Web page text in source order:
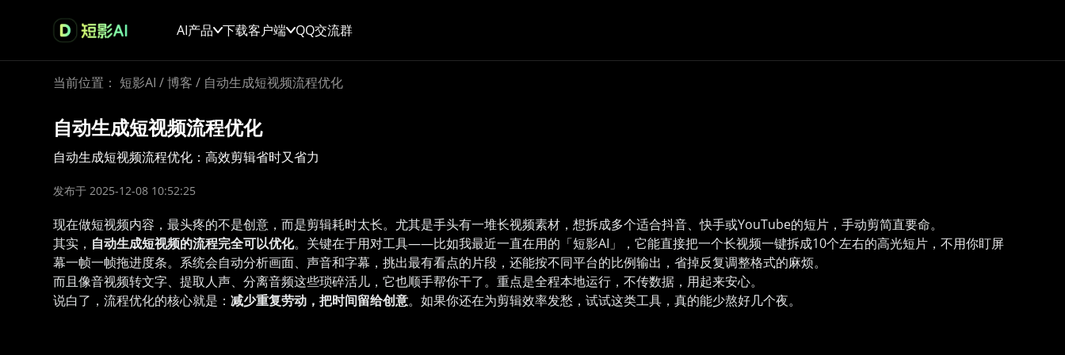
AI产品 下载客户端 QQ交流群
当前位置： 短影AI /博客 / 自动生成短视频流程优化
自动生成短视频流程优化
自动生成短视频流程优化：高效剪辑省时又省力
发布于 2025-12-08 10:52:25
现在做短视频内容，最头疼的不是创意，而是剪辑耗时太长。尤其是手头有一堆长视频素材，想拆成多个适合抖音、快手或YouTube的短片，手动剪简直要命。
其实， 自动生成短视频的流程完全可以优化。关键在于用对工具——比如我最近一直在用的「短影AI」，它能直接把一个长视频一键拆成10个左右的高光短片，不用你盯屏
幕一帧一帧拖进度条。系统会自动分析画面、声音和字幕，挑出最有看点的片段，还能按不同平台的比例输出，省掉反复调整格式的麻烦。
而且像音视频转文字、提取人声、分离音频这些琐碎活儿，它也顺手帮你干了。重点是全程本地运行，不传数据，用起来安心。
说白了，流程优化的核心就是：减少重复劳动，把时间留给创意。如果你还在为剪辑效率发愁，试试这类工具，真的能少熬好几个夜。